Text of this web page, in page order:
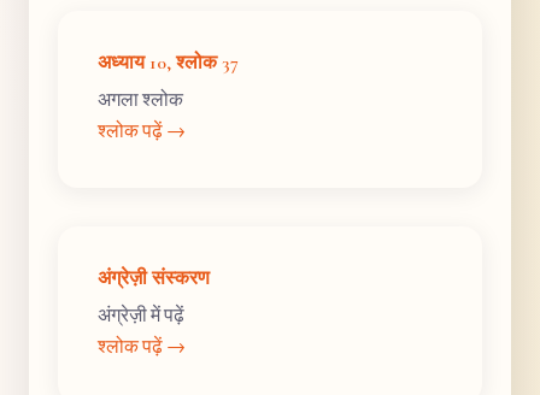
अध्याय 10, श्लोक 37
अगला श्लोक
श्लोक पढ़ें →
अंग्रेज़ी संस्करण
अंग्रेज़ी में पढ़ें
श्लोक पढ़ें →